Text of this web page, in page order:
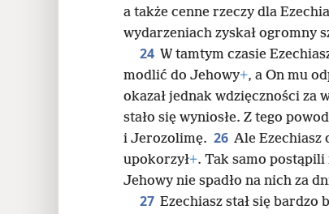
a także cenne rzeczy dla
wydarzeniach zyskał ogromny
24 W tamtym czasie
modlić do Jehowy+, a On mu
okazał jednak wdzięczności za
stało się wyniosłe. Z tego
i Jerozolimę. 26 Ale Ezechiasz
upokorzył+. Tak samo
Jehowy nie spadło na nich za
27 Ezechiasz stał się bardzo